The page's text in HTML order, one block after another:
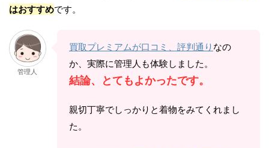
はおすすめです。
管理人
買取プレミアムが口コミ、評判通り なの
か、実際に管理人も体験しました。
結論、とてもよかったです。
親切丁寧でしっかりと着物をみてくれまし
た。